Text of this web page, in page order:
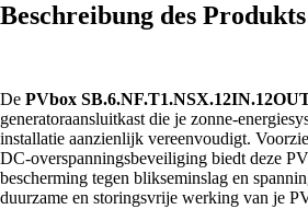
Beschreibung des Produkts
De PVbox
generatoraansluitkast die je zonne-
installatie aanzienlijk vereenvoudigt.
DC-overspanningsbeveiliging biedt deze
bescherming tegen blikseminslag en
duurzame en storingsvrije werking van je